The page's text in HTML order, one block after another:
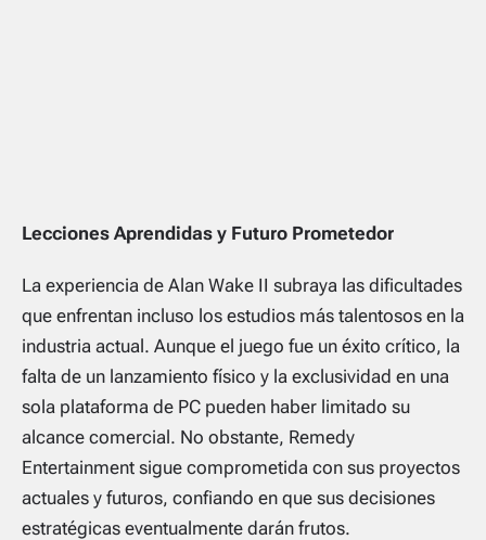
Lecciones Aprendidas y Futuro Prometedor
La experiencia de Alan Wake II subraya las dificultades
que enfrentan incluso los estudios más talentosos en la
industria actual. Aunque el juego fue un éxito crítico, la
falta de un lanzamiento físico y la exclusividad en una
sola plataforma de PC pueden haber limitado su
alcance comercial. No obstante, Remedy
Entertainment sigue comprometida con sus proyectos
actuales y futuros, confiando en que sus decisiones
estratégicas eventualmente darán frutos.